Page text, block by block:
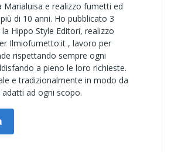
Marialuisa e realizzo fumetti ed
di 10 anni. Ho pubblicato 3
Hippo Style Editori, realizzo
Ilmiofumetto.it , lavoro per
rispettando sempre ogni
a pieno le loro richieste.
e tradizionalmente in modo da
ad ogni scopo.